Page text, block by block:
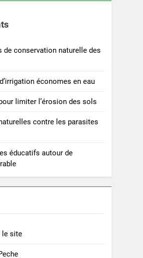
de conservation naturelle des
économes en eau
limiter l’érosion des sols
contre les parasites
éducatifs autour de
le site